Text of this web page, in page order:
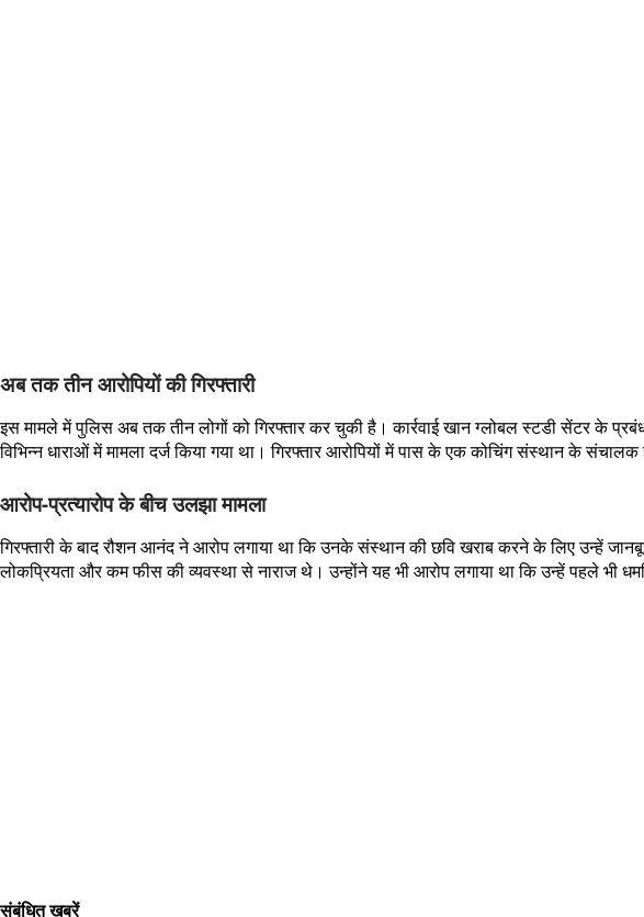
अब तक तीन आरोपियों की गिरफ्तारी
इस मामले में पुलिस अब तक तीन लोगों को गिरफ्तार कर चुकी है। कार्रवाई खान ग्लोबल स्टडी सेंटर के
विभिन्न धाराओं में मामला दर्ज किया गया था। गिरफ्तार आरोपियों में पास के एक कोचिंग संस्थान के
आरोप-प्रत्यारोप के बीच उलझा मामला
गिरफ्तारी के बाद रौशन आनंद ने आरोप लगाया था कि उनके संस्थान की छवि खराब करने के लिए उन्हें
लोकप्रियता और कम फीस की व्यवस्था से नाराज थे। उन्होंने यह भी आरोप लगाया था कि उन्हें पहले भी
संबंधित खबरें